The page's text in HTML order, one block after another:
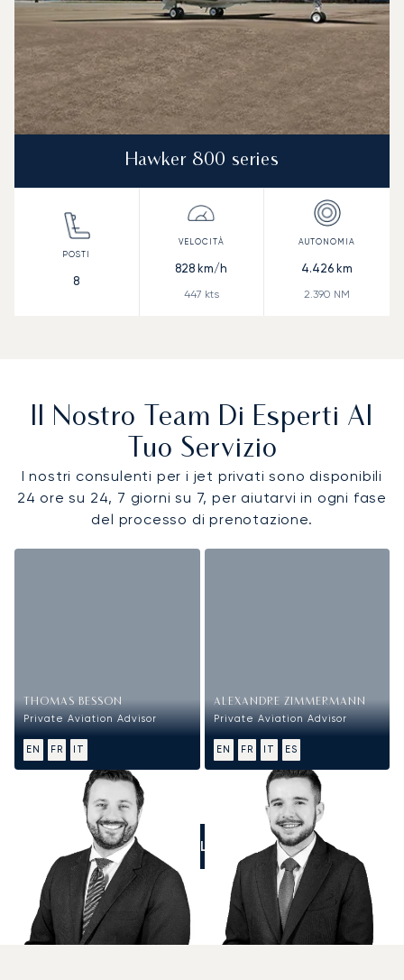
Hawker 800 series
8
828 km/h
447 kts
4.426 km
2.390 NM
Il Nostro Team Di Esperti Al
Tuo Servizio
I nostri consulenti per i jet privati sono disponibili
24 ore su 24, 7 giorni su 7, per aiutarvi in ogni fase
del processo di prenotazione.
THOMAS BESSON
Private Aviation Advisor
EN FR IT
ALEXANDRE ZIMMERMANN
Private Aviation Advisor
EN FR IT ES
CALL US